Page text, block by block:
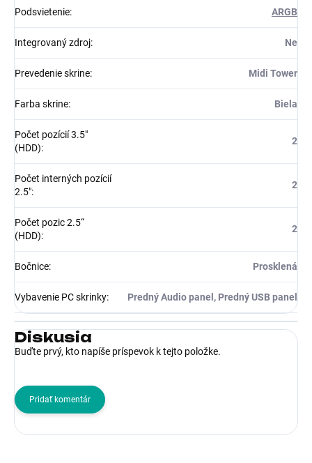
Podsvietenie: ARGB
Integrovaný zdroj: Ne
Prevedenie skrine: Midi Tower
Farba skrine: Biela
Počet pozícií 3.5"
(HDD):
2
Počet interných pozícií
2.5":
2
Počet pozic 2.5“
(HDD):
2
Bočnice: Prosklená
Vybavenie PC skrinky: Predný Audio panel, Predný USB panel
Diskusia
Buďte prvý, kto napíše príspevok k tejto položke.
Pridať komentár